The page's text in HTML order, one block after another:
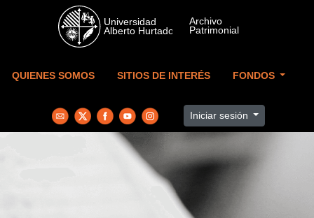
Skip to main content
QUIENES SOMOS SITIOS DE INTERÉS FONDOS
Iniciar sesión